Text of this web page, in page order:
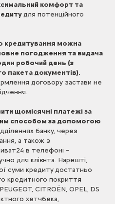
комфорт та
для потенційного
кредитування можна
погодження та видача
робочий день (з
пакета документів).
договору застави не
щомісячні платежі за
способом за допомогою
банку, через
а також з
в телефоні –
для клієнта. Нарешті,
суми кредитудостатньо
кредитного покриття
CITROËN, OPEL, DS
хетчбека,